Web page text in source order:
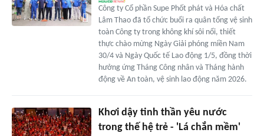
Công ty Cổ phần Supe Phốt phát và Hóa chất
Lâm Thao đã tổ chức buổi ra quân tổng vệ sinh
toàn Công ty trong không khí sôi nổi, thiết
thực chào mừng Ngày Giải phóng miền Nam
30/4 và Ngày Quốc tế Lao động 1/5, đồng thời
hưởng ứng Tháng Công nhân và Tháng hành
động về An toàn, vệ sinh lao động năm 2026.
Khơi dậy tinh thần yêu nước
trong thế hệ trẻ - 'Lá chắn mềm'